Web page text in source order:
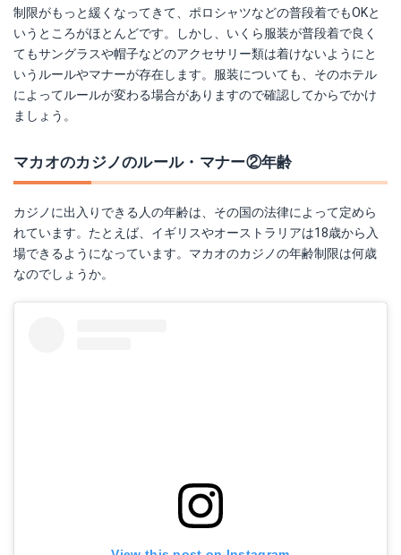
制限がもっと緩くなってきて、ポロシャツなどの普段着でもOKと
いうところがほとんどです。しかし、いくら服装が普段着で良く
てもサングラスや帽子などのアクセサリー類は着けないようにと
いうルールやマナーが存在します。服装についても、そのホテル
によってルールが変わる場合がありますので確認してからでかけ
ましょう。
マカオのカジノのルール・マナー②年齢
カジノに出入りできる人の年齢は、その国の法律によって定めら
れています。たとえば、イギリスやオーストラリアは18歳から入
場できるようになっています。マカオのカジノの年齢制限は何歳
なのでしょうか。